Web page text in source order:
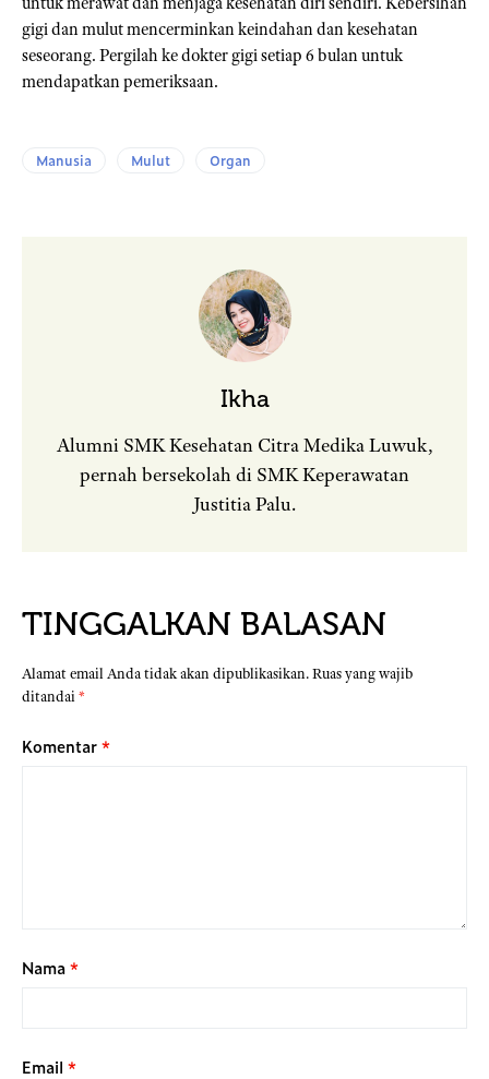
gigi dan mulut mencerminkan keindahan dan kesehatan
seseorang. Pergilah ke dokter gigi setiap 6 bulan untuk
mendapatkan pemeriksaan.
Manusia Mulut Organ
Ikha
Alumni SMK Kesehatan Citra Medika Luwuk,
pernah bersekolah di SMK Keperawatan
Justitia Palu.
TINGGALKAN BALASAN
Alamat email Anda tidak akan dipublikasikan.Ruas yang wajib
ditandai*
Komentar*
Nama*
Email *